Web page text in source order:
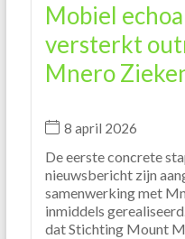
Mobiel
versterkt
Mnero
8 april 2026
De eerste concrete
nieuwsbericht zijn
samenwerking met
inmiddels
dat Stichting Mount